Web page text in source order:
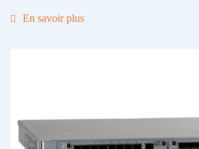
En savoir plus